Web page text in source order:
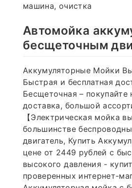
машина, очистка
Автомойка
бесщеточным
Аккумуляторные Мойки
Быстрая и бесплатная
Бесщеточная –
доставка, большой
【Электрическая мойка
большинстве
двигатель, Купить
цене от 2449 рублей с
высокого давления -
проверенных интернет-